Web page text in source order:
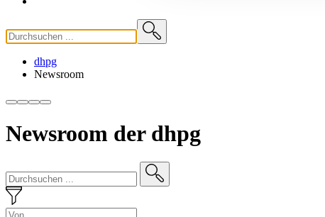
dhpg
Newsroom
Newsroom der dhpg